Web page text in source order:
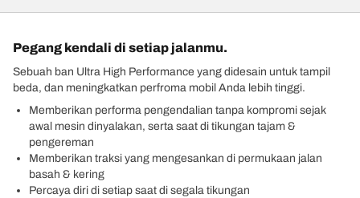
Pegang kendali di setiap jalanmu.
Sebuah ban Ultra High Performance yang didesain untuk tampil
beda, dan meningkatkan perfroma mobil Anda lebih tinggi.
Memberikan performa pengendalian tanpa kompromi sejak
awal mesin dinyalakan, serta saat di tikungan tajam &
pengereman
Memberikan traksi yang mengesankan di permukaan jalan
basah & kering
Percaya diri di setiap saat di segala tikungan